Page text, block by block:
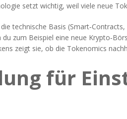
setzt wichtig, weil viele neue
technische Basis
zum Beispiel eine neue
zeigt sie, ob die Tokenomics
für